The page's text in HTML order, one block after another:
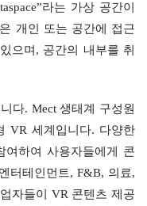
라는 가상 공간이
개인 또는 공간에 접근
으며, 공간의 내부를 취
다. Mect 생태계 구성원
VR 세계입니다. 다양한
여하여 사용자들에게 콘
터테인먼트, F&B, 의료,
자들이 VR 콘텐츠 제공